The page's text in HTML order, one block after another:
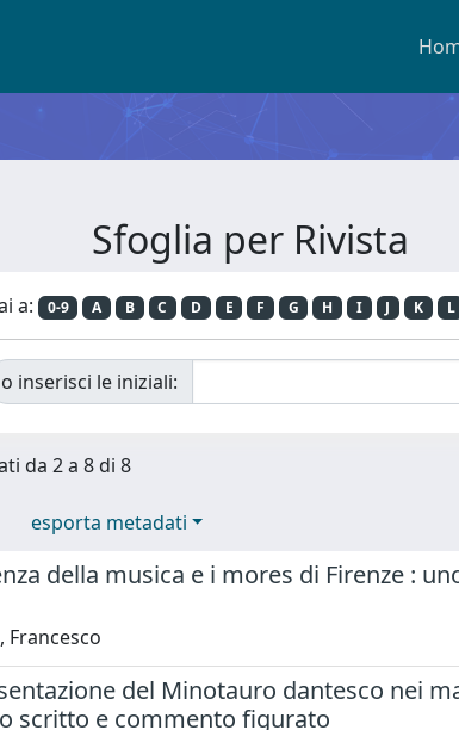
Sfoglia per Rivista
a: 0-9 A B C D E F G H I J K L
o inserisci le iniziali:
da 2 a 8 di 8
esporta metadati
della musica e i mores di Firenze :
Francesco
del Minotauro dantesco nei
scritto e commento figurato